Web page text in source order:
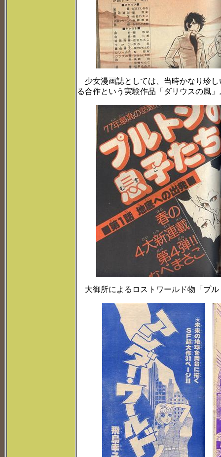
少女漫画誌としては、当時かなり珍
る合作という実験作品「ダリウスの風」
大御所によるロストワールド物「プル